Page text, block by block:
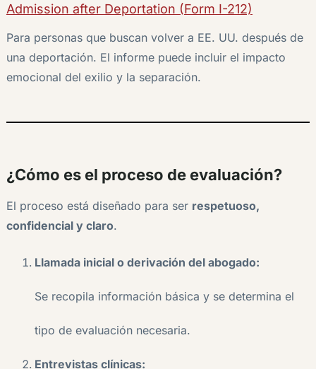
Admission after Deportation (Form I-212)
Para personas que buscan volver a EE. UU. después de
una deportación. El informe puede incluir el impacto
emocional del exilio y la separación.
¿Cómo es el proceso de evaluación?
El proceso está diseñado para ser respetuoso,
confidencial y claro.
Llamada inicial o derivación del abogado:
Se recopila información básica y se determina el
tipo de evaluación necesaria.
Entrevistas clínicas: